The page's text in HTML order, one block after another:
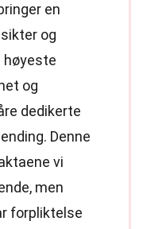
en
og
høyeste
og
dedikerte
Denne
vi
men
forpliktelse